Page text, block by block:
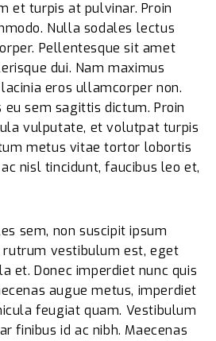
et turpis at pulvinar. Proin
Nulla sodales lectus
Pellentesque sit amet
dui. Nam maximus
eros ullamcorper non.
eu sem sagittis dictum. Proin
vulputate, et volutpat turpis
metus vitae tortor lobortis
nisl tincidunt, faucibus leo et,
sem, non suscipit ipsum
rutrum vestibulum est, eget
et. Donec imperdiet nunc quis
augue metus, imperdiet
feugiat quam. Vestibulum
finibus id ac nibh. Maecenas